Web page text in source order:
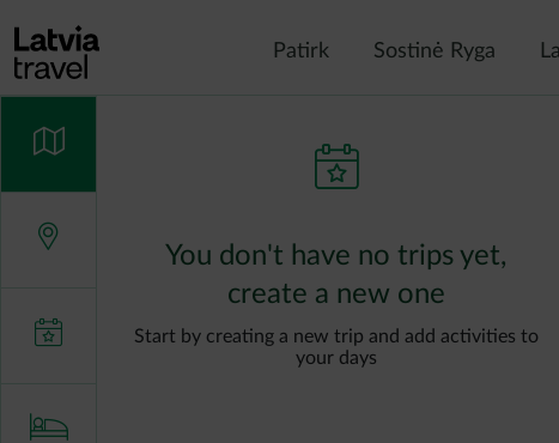
Patirk Sostinė Ryga
You don't have no trips yet,
create a new one
Start by creating a new trip and add activities to
your days